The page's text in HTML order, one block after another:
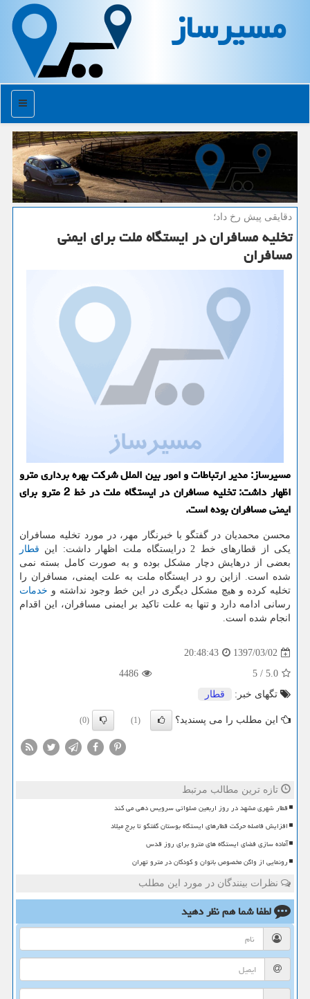
مسیرساز
منو
دقایقی پیش رخ داد؛
تخلیه مسافران در ایستگاه ملت برای ایمنی
مسافران
مسیرساز: مدیر ارتباطات و امور بین الملل شركت بهره برداری مترو
اظهار داشت: تخلیه مسافران در ایستگاه ملت در خط 2 مترو برای
ایمنی مسافران بوده است.
محسن محمدیان در گفتگو با خبرنگار مهر، در مورد تخلیه مسافران
یكی از قطارهای خط 2 درایستگاه ملت اظهار داشت: این
قطار
بعضی از درهایش دچار مشكل بوده و به صورت كامل بسته نمی
شده است. ازاین رو در ایستگاه ملت به علت ایمنی، مسافران را
تخلیه كرده و هیچ مشكل دیگری در این خط وجود نداشته و خدمات
رسانی ادامه دارد و تنها به علت تاكید بر ایمنی مسافران، این اقدام
انجام شده است.
1397/03/02
20:48:43
5.0
/
5
4486
تگهای خبر:
قطار
این مطلب را می پسندید؟ (1)
(0)
تازه ترین مطالب مرتبط
قطار شهری مشهد در روز اربعین صلواتی سرویس دهی می کند
افزایش فاصله حرکت قطارهای ایستگاه بوستان گفتگو تا برج میلاد
آماده سازی فضای ایستگاه های مترو برای روز قدس
رونمایی از واگن مخصوص بانوان و کودکان در مترو تهران
نظرات بینندگان در مورد این مطلب
لطفا شما همنظر دهید